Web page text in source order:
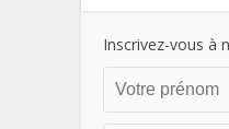
Inscrivez-vous à